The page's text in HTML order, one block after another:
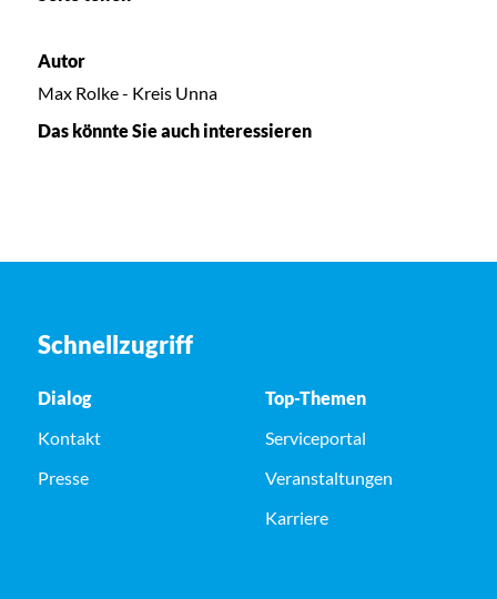
Autor
Max Rolke - Kreis Unna
Das könnte Sie auch interessieren
Schnellzugriff
Dialog
Kontakt
Presse
Top-Themen
Serviceportal
Veranstaltungen
Karriere